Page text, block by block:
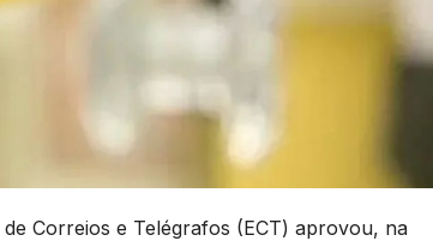
Correios e Telégrafos (ECT) aprovou, na